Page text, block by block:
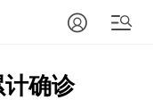
确诊